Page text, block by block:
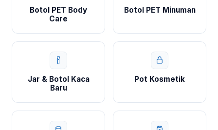
Botol PET Body
Care
Botol PET Minuman
Jar & Botol Kaca
Baru
Pot Kosmetik